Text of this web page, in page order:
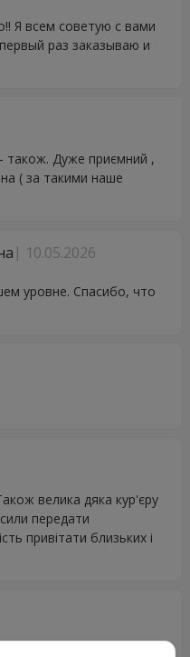
Я всем советую с вами
раз заказываю и
- також. Дуже приємний ,
( за такими наше
10.05.2026
уровне. Спасибо, что
велика дяка кур'єру
передати
привітати близьких і